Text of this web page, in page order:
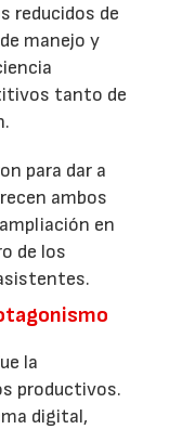
reducidos de
manejo y
tanto de
para dar a
ambos
en
de los
la
productivos.
digital,